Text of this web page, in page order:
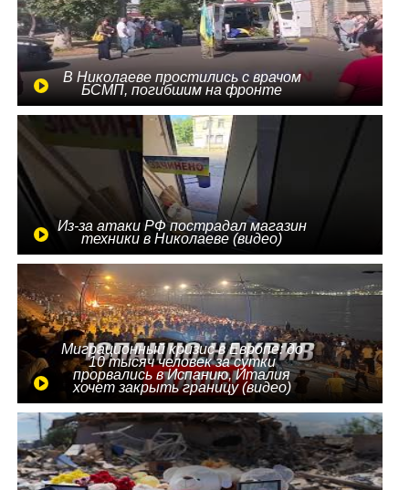
В Николаеве простились с врачом
БСМП, погибшим на фронте
Из-за атаки РФ пострадал магазин
техники в Николаеве (видео)
Миграционный кризис в Европе: до
10 тысяч человек за сутки
прорвались в Испанию, Италия
хочет закрыть границу (видео)